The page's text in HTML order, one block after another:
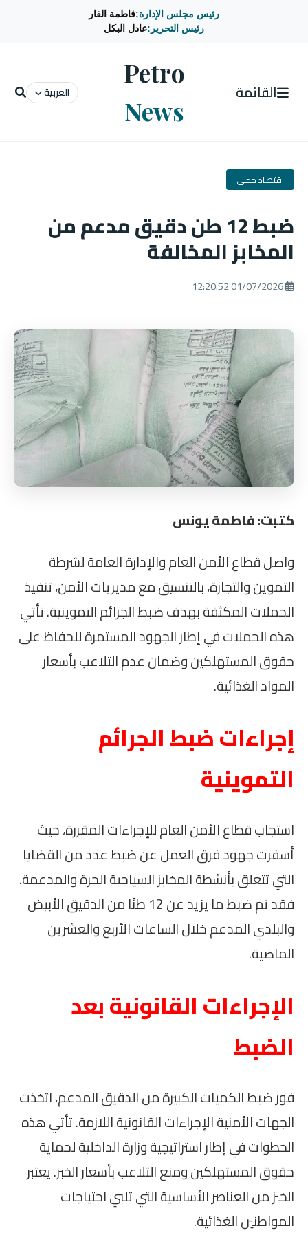
رئيس مجلس الإدارة:فاطمة الفار
رئيس التحرير:عادل البكل
القائمة
Petro
News
العربية
اقتصاد محلي
ضبط 12 طن دقيق مدعم من
المخابز المخالفة
كتبت: فاطمة يونس
واصل قطاع الأمن العام والإدارة العامة لشرطة
التموين والتجارة، بالتنسيق مع مديريات الأمن، تنفيذ
الحملات المكثفة بهدف ضبط الجرائم التموينية. تأتي
هذه الحملات في إطار الجهود المستمرة للحفاظ على
حقوق المستهلكين وضمان عدم التلاعب بأسعار
المواد الغذائية.
إجراءات ضبط الجرائم
التموينية
استجاب قطاع الأمن العام للإجراءات المقررة، حيث
أسفرت جهود فرق العمل عن ضبط عدد من القضايا
التي تتعلق بأنشطة المخابز السياحية الحرة والمدعمة.
فقد تم ضبط ما يزيد عن 12 طنًا من الدقيق الأبيض
والبلدي المدعم خلال الساعات الأربع والعشرين
الماضية.
الإجراءات القانونية بعد
الضبط
فور ضبط الكميات الكبيرة من الدقيق المدعم، اتخذت
الجهات الأمنية الإجراءات القانونية اللازمة. تأتي هذه
الخطوات في إطار استراتيجية وزارة الداخلية لحماية
حقوق المستهلكين ومنع التلاعب بأسعار الخبز. يعتبر
الخبز من العناصر الأساسية التي تلبي احتياجات
المواطنين الغذائية.